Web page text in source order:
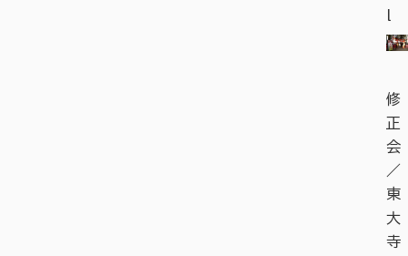
修
正
会
／
東
大
寺